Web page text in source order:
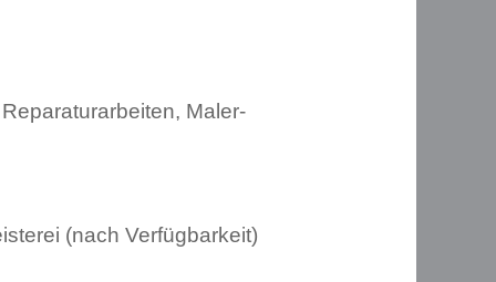
Maler-
(nach Verfügbarkeit)